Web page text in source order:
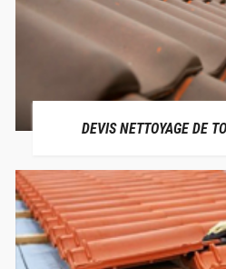
DEVIS NETTOYAGE DE